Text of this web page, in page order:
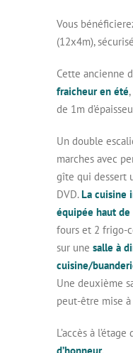
Vous
(12x4m),
Cette ancienne
fraicheur en été
de 1m
Un double
marches avec
gîte qui dessert
DVD. La cuisine
équipée haut de
fours et 2 frigo-
sur une salle à
cuisine/
Une deuxième
peut-être mise
L’accès à